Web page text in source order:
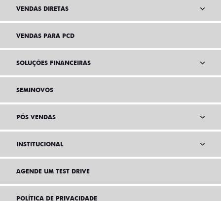
VENDAS DIRETAS
VENDAS PARA PCD
SOLUÇÕES FINANCEIRAS
SEMINOVOS
PÓS VENDAS
INSTITUCIONAL
AGENDE UM TEST DRIVE
POLÍTICA DE PRIVACIDADE